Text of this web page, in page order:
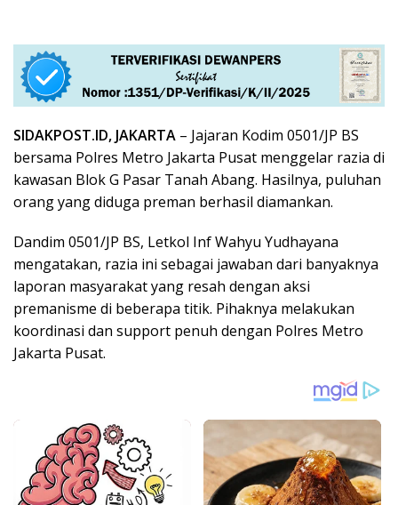
SIDAKPOST.ID, JAKARTA – Jajaran Kodim 0501/JP BS
bersama Polres Metro Jakarta Pusat menggelar razia di
kawasan Blok G Pasar Tanah Abang. Hasilnya, puluhan
orang yang diduga preman berhasil diamankan.
Dandim 0501/JP BS, Letkol Inf Wahyu Yudhayana
mengatakan, razia ini sebagai jawaban dari banyaknya
laporan masyarakat yang resah dengan aksi
premanisme di beberapa titik. Pihaknya melakukan
koordinasi dan support penuh dengan Polres Metro
Jakarta Pusat.